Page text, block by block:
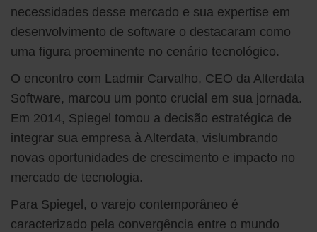
necessidades desse mercado e sua expertise em
desenvolvimento de software o destacaram como
uma figura proeminente no cenário tecnológico.
O encontro com Ladmir Carvalho, CEO da Alterdata
Software, marcou um ponto crucial em sua jornada.
Em 2014, Spiegel tomou a decisão estratégica de
integrar sua empresa à Alterdata, vislumbrando
novas oportunidades de crescimento e impacto no
mercado de tecnologia.
Para Spiegel, o varejo contemporâneo é
caracterizado pela convergência entre o mundo